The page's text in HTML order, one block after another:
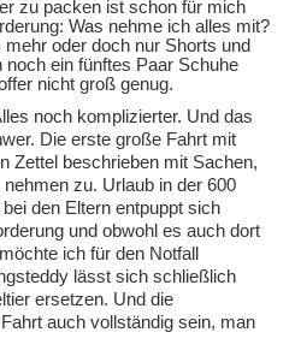
zu packen ist schon für mich
Was nehme ich alles mit?
oder doch nur Shorts und
ein fünftes Paar Schuhe
nicht groß genug.
noch komplizierter. Und das
Die erste große Fahrt mit
Zettel beschrieben mit Sachen,
zu. Urlaub in der 600
den Eltern entpuppt sich
und obwohl es auch dort
ich für den Notfall
lässt sich schließlich
ersetzen. Und die
auch vollständig sein, man